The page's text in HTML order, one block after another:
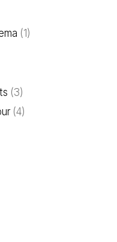
(1)
(3)
(4)